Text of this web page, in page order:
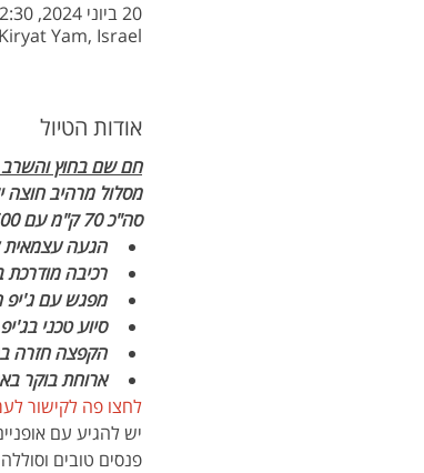
20 ביוני 2024, 22:30 – 21 ביוני 2024, 8:00
Yam, Israel
אודות הטיול
חם שם בחוץ והשרב
מסלול מרהיב חוצה
סה"כ 70 ק"מ עם 500 מ' טיפוס מטבר
הגעה עצמאית
רכיבה מודרכת
מפגש עם ג'יפ הליווי ב-3 נק' תדלוק למיים, קפה,
סיוע טכני
הקפצה חזרה
ארוחת בוקר
לחצו פה לקישור
יש להגיע עם אופניים תקינים וכלי
פנסים טובים